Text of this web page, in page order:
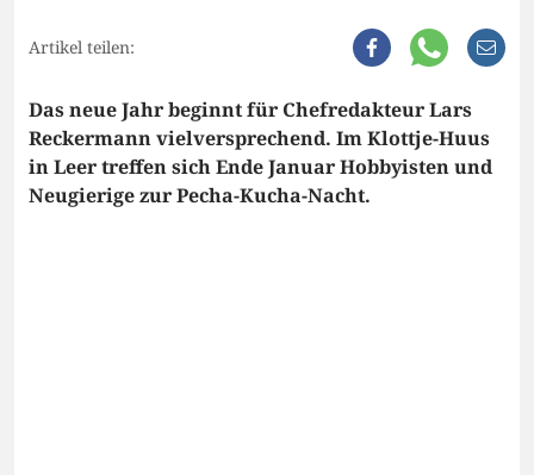
Artikel teilen:
Das neue Jahr beginnt für Chefredakteur Lars
Reckermann vielversprechend. Im Klottje-Huus
in Leer treffen sich Ende Januar Hobbyisten und
Neugierige zur Pecha-Kucha-Nacht.